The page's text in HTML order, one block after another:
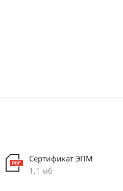
Сертификат ЭПМ
1,1 мб